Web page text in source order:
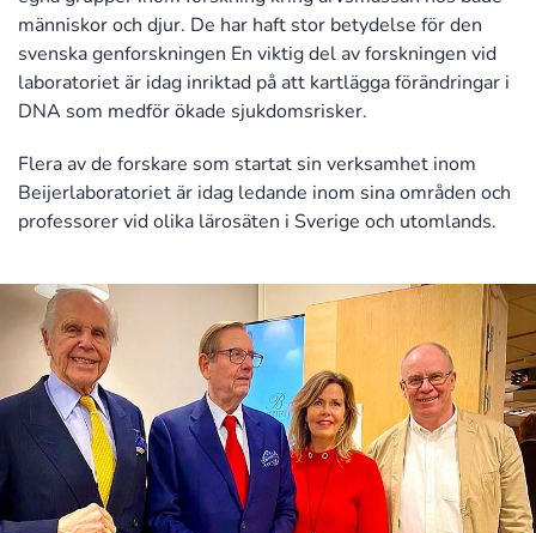
människor och djur. De har haft stor betydelse för den
svenska genforskningen En viktig del av forskningen vid
laboratoriet är idag inriktad på att kartlägga förändringar i
DNA som medför ökade sjukdomsrisker.
Flera av de forskare som startat sin verksamhet inom
Beijerlaboratoriet är idag ledande inom sina områden och
professorer vid olika lärosäten i Sverige och utomlands.